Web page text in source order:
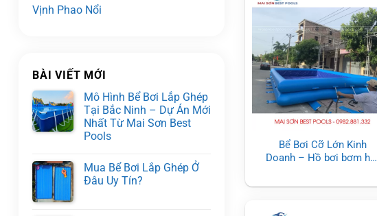
Vịnh Phao Nổi
BÀI VIẾT MỚI
Mô Hình Bể Bơi Lắp Ghép
Tại Bắc Ninh – Dự Án Mới
Nhất Từ Mai Sơn Best
Pools
Mua Bể Bơi Lắp Ghép Ở
Đâu Uy Tín?
Bể Bơi Cỡ Lớn Kinh
Doanh – Hồ bơi bơm hơi